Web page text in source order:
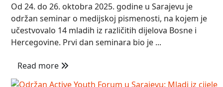
Od 24. do 26. oktobra 2025. godine u Sarajevu je
održan seminar o medijskoj pismenosti, na kojem je
učestvovalo 14 mladih iz različitih dijelova Bosne i
Hercegovine. Prvi dan seminara bio je ...
Read more